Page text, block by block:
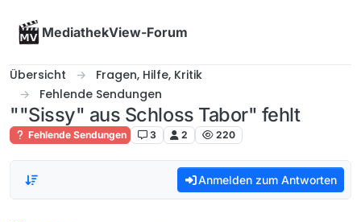
MediathekView-Forum
Übersicht
Fragen, Hilfe, Kritik
Fehlende Sendungen
""Sissy" aus Schloss Tabor" fehlt
Fehlende Sendungen 3 2 220
Anmelden zum Antworten